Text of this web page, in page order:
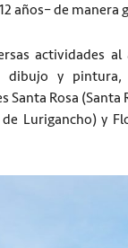
años– de manera
actividades
dibujo y
Rosa (Santa
Lurigancho) y